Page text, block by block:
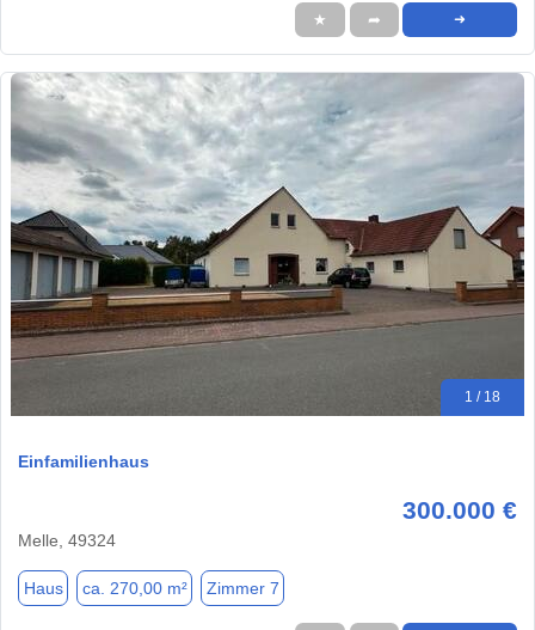
★ ➦ ➜
1 / 18
Einfamilienhaus
300.000 €
Melle, 49324
Haus ca. 270,00 m² Zimmer 7